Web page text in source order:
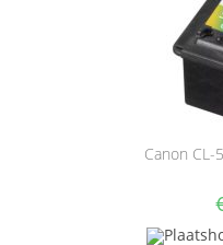
Canon CL-